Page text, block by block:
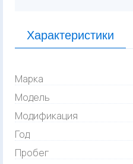
Характеристики
Марка
Модель
Модификация
Год
Пробег